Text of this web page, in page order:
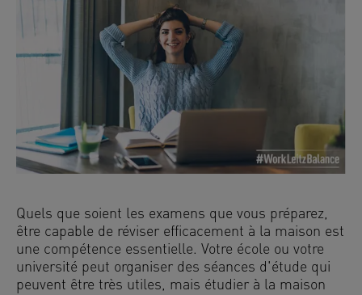
Quels que soient les examens que vous préparez,
être capable de réviser efficacement à la maison est
une compétence essentielle. Votre école ou votre
université peut organiser des séances d'étude qui
peuvent être très utiles, mais étudier à la maison